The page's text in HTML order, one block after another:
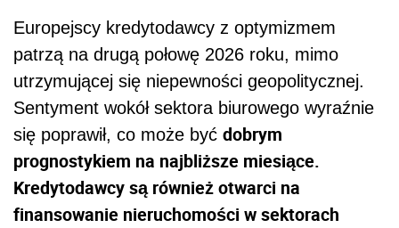
Europejscy kredytodawcy z optymizmem
patrzą na drugą połowę 2026 roku, mimo
utrzymującej się niepewności geopolitycznej.
Sentyment wokół sektora biurowego wyraźnie
się poprawił, co może być dobrym
prognostykiem na najbliższe miesiące.
Kredytodawcy są również otwarci na
finansowanie nieruchomości w sektorach